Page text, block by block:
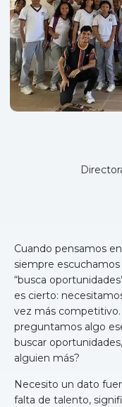
Cuando pensamos
siempre escuchamos
“busca
es cierto:
vez más
preguntamos algo
buscar
alguien más?
Necesito un dato
falta de talento,